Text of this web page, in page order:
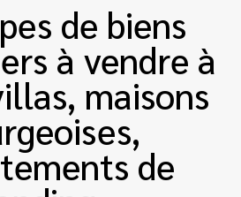
de biens
à vendre à
maisons
de